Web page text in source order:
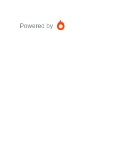
Powered by